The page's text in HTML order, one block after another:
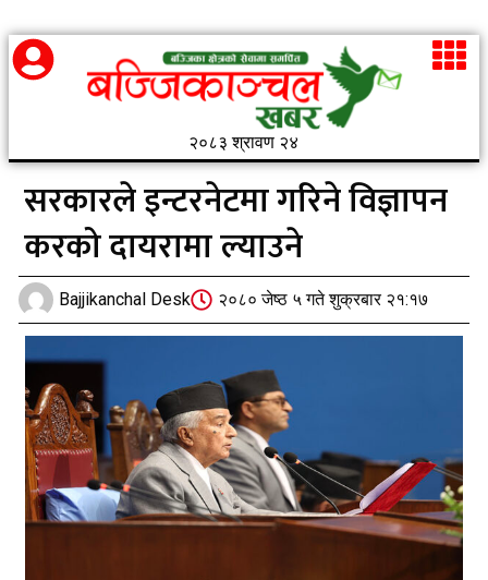
२०८३ श्रावण २४
सरकारले इन्टरनेटमा गरिने विज्ञापन
करको दायरामा ल्याउने
Bajjikanchal Desk २०८० जेष्ठ ५ गते शुक्रबार २१:१७